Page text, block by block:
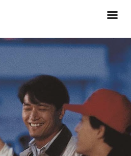
劇情
歷險
恐怖
奇幻